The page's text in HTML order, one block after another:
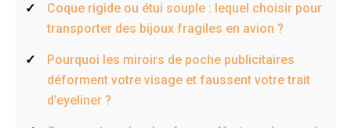
Coque rigide ou étui souple : lequel choisir pour
transporter des bijoux fragiles en avion ?
Pourquoi les miroirs de poche publicitaires
déforment votre visage et faussent votre trait
d’eyeliner ?